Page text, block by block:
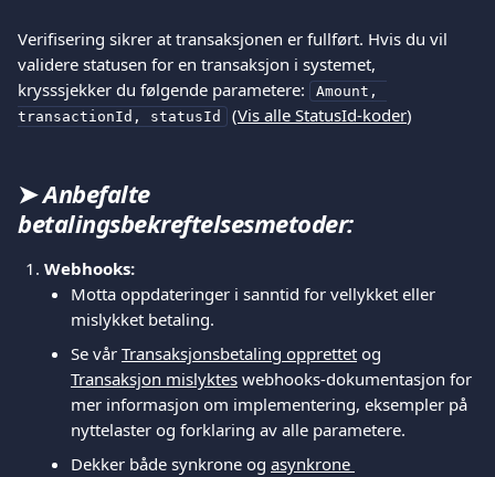
Verifisering sikrer at transaksjonen er fullført. Hvis du vil
validere statusen for en transaksjon i systemet,
krysssjekker du følgende parametere:
Amount,
transactionId, statusId
(Vis alle StatusId-koder)
➤ Anbefalte
betalingsbekreftelsesmetoder:
Webhooks:
Motta oppdateringer i sanntid for vellykket eller
mislykket betaling.
Se vår Transaksjonsbetaling opprettet og
Transaksjon mislyktes webhooks-dokumentasjon for
mer informasjon om implementering, eksempler på
nyttelaster og forklaring av alle parametere.
Dekker både synkrone og asynkrone